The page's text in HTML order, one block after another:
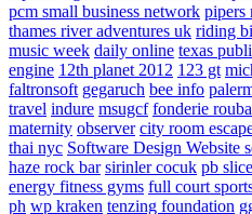
pcm small business network pipers
thames river adventures uk riding
music week daily online texas
engine 12th planet 2012 123 gt
faltronsoft gegaruch bee info
travel indure msugcf fonderie
maternity observer city room
thai nyc Software Design Website
haze rock bar sirinler cocuk pb
energy fitness gyms full court
ph wp kraken tenzing foundation